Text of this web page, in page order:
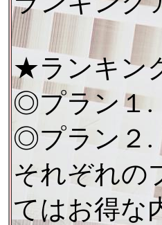
★ランキン
◎プラン１.
◎プラン２.
それぞれの
てはお得な